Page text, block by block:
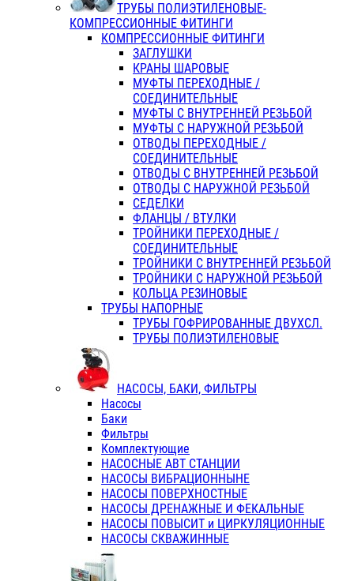
ТРУБЫ ПОЛИЭТИЛЕНОВЫЕ-
КОМПРЕССИОННЫЕ ФИТИНГИ
КОМПРЕССИОННЫЕ ФИТИНГИ
ЗАГЛУШКИ
КРАНЫ ШАРОВЫЕ
МУФТЫ ПЕРЕХОДНЫЕ /
СОЕДИНИТЕЛЬНЫЕ
МУФТЫ С ВНУТРЕННЕЙ РЕЗЬБОЙ
МУФТЫ С НАРУЖНОЙ РЕЗЬБОЙ
ОТВОДЫ ПЕРЕХОДНЫЕ /
СОЕДИНИТЕЛЬНЫЕ
ОТВОДЫ С ВНУТРЕННЕЙ РЕЗЬБОЙ
ОТВОДЫ С НАРУЖНОЙ РЕЗЬБОЙ
СЕДЕЛКИ
ФЛАНЦЫ / ВТУЛКИ
ТРОЙНИКИ ПЕРЕХОДНЫЕ /
СОЕДИНИТЕЛЬНЫЕ
ТРОЙНИКИ С ВНУТРЕННЕЙ РЕЗЬБОЙ
ТРОЙНИКИ С НАРУЖНОЙ РЕЗЬБОЙ
КОЛЬЦА РЕЗИНОВЫЕ
ТРУБЫ НАПОРНЫЕ
ТРУБЫ ГОФРИРОВАННЫЕ ДВУХСЛ.
ТРУБЫ ПОЛИЭТИЛЕНОВЫЕ
НАСОСЫ, БАКИ, ФИЛЬТРЫ
Насосы
Баки
Фильтры
Комплектующие
НАСОСНЫЕ АВТ СТАНЦИИ
НАСОСЫ ВИБРАЦИОННЫНЕ
НАСОСЫ ПОВЕРХНОСТНЫЕ
НАСОСЫ ДРЕНАЖНЫЕ И ФЕКАЛЬНЫЕ
НАСОСЫ ПОВЫСИТ и ЦИРКУЛЯЦИОННЫЕ
НАСОСЫ СКВАЖИННЫЕ